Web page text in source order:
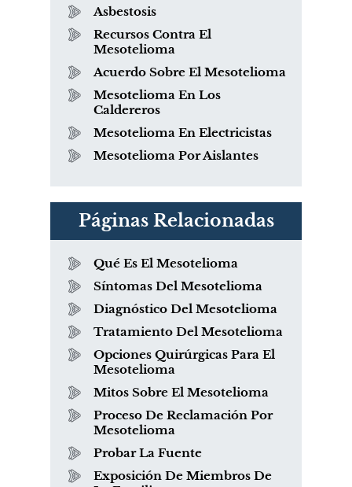
Asbestosis
Recursos Contra El
Mesotelioma
Acuerdo Sobre El Mesotelioma
Mesotelioma En Los
Caldereros
Mesotelioma En Electricistas
Mesotelioma Por Aislantes
Páginas Relacionadas
Qué Es El Mesotelioma
Síntomas Del Mesotelioma
Diagnóstico Del Mesotelioma
Tratamiento Del Mesotelioma
Opciones Quirúrgicas Para El
Mesotelioma
Mitos Sobre El Mesotelioma
Proceso De Reclamación Por
Mesotelioma
Probar La Fuente
Exposición De Miembros De